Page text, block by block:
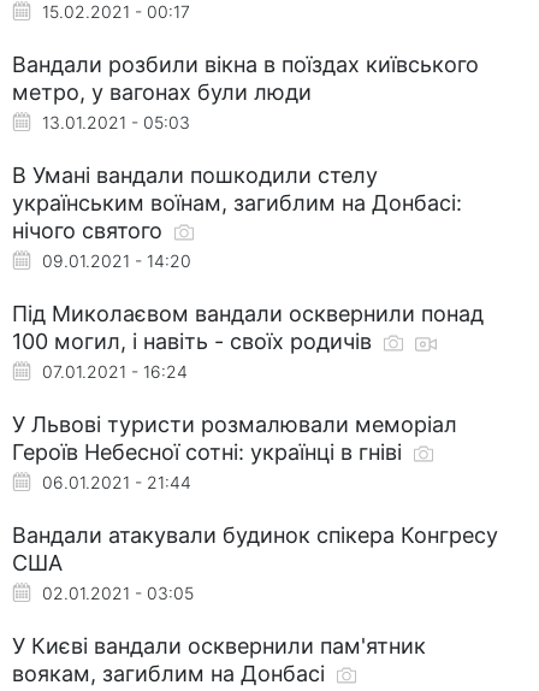
15.02.2021 - 00:17
Вандали розбили вікна в поїздах київського
метро, у вагонах були люди
13.01.2021 - 05:03
В Умані вандали пошкодили стелу
українським воїнам, загиблим на Донбасі:
нічого святого
09.01.2021 - 14:20
Під Миколаєвом вандали осквернили понад
100 могил, і навіть - своїх родичів
07.01.2021 - 16:24
У Львові туристи розмалювали меморіал
Героїв Небесної сотні: українці в гніві
06.01.2021 - 21:44
Вандали атакували будинок спікера Конгресу
США
02.01.2021 - 03:05
У Києві вандали осквернили пам'ятник
воякам, загиблим на Донбасі